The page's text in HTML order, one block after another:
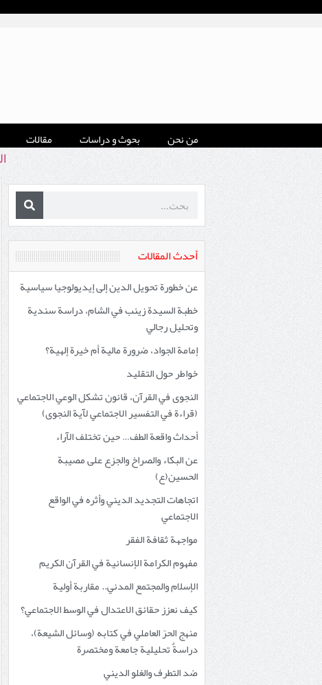
من نحن بحوث و دراسات مقالات
أحدث المقالات
عن خطورة تحويل الدين إلى إيديولوجيا سياسية
خطبة السيدة زينب في الشام، دراسة سندية
وتحليل رجالي
إمامة الجواد، ضرورة مالية أم خيرة إلهية؟
خواطر حول التقليد
النجوى في القرآن، قانون تشكل الوعي الاجتماعي
(قراءة في التفسير الاجتماعي لآية النجوى)
أحداث واقعة الطف… حين تختلف الآراء
عن البكاء والصراخ والجزع على مصيبة
الحسين(ع)
اتجاهات التجديد الديني وأثره في الواقع
الاجتماعي
مواجهة ثقافة الفقر
مفهوم الكرامة الإنسانية في القرآن الكريم
الإسلام والمجتمع المدني.. مقاربة أولية
كيف نعزز حقائق الاعتدال في الوسط الاجتماعي؟
منهج الحرّ العاملي في كتابه (وسائل الشيعة)،
دراسةٌ تحليلية جامعة ومختصرة
ضد التطرف والغلو الديني